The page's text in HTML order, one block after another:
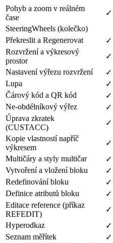
Pohyb a zoom v reálném
čase
✓
SteeringWheels (kolečko)
Překreslit a Regenerovat
✓
Rozvržení a výkresový
prostor
✓
Nastavení výřezu rozvržení
✓
Lupa
✓
Čárový kód a QR kód
✓
Ne-obdélníkový výřez
✓
Úprava zkratek
(CUSTACC)
✓
Kopie vlastností napříč
výkresem
✓
Multičáry a styly multičar
✓
Vytvoření a vložení bloku
✓
Redefinování bloku
✓
Definice atributů bloku
✓
Editace reference (příkaz
REFEDIT)
✓
Hyperodkaz
✓
Seznam měřítek
✓